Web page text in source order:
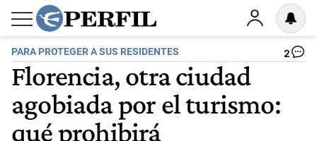
PARA PROTEGER A SUS RESIDENTES 2
Florencia, otra ciudad
agobiada por el turismo:
qué prohibirá